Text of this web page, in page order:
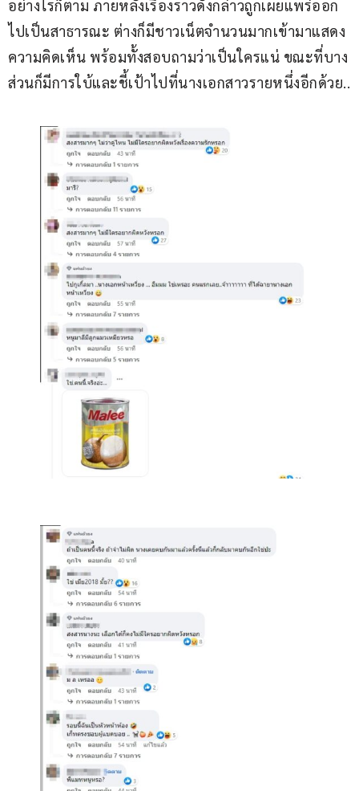
อย่างไรก็ตาม ภายหลังเรื่องราวดังกล่าวถูกเผยแพร่ออก
ไปเป็นสาธารณะ ต่างก็มีชาวเน็ตจำนวนมากเข้ามาแสดง
ความคิดเห็น พร้อมทั้งสอบถามว่าเป็นใครแน่ ขณะที่บาง
ส่วนก็มีการใบ้และชี้เป้าไปที่นางเอกสาวรายหนึ่งอีกด้วย..